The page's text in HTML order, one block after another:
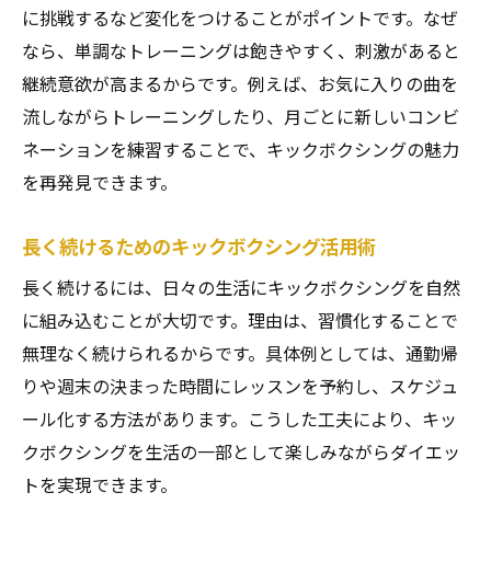
に挑戦するなど変化をつけることがポイントです。なぜ
なら、単調なトレーニングは飽きやすく、刺激があると
継続意欲が高まるからです。例えば、お気に入りの曲を
流しながらトレーニングしたり、月ごとに新しいコンビ
ネーションを練習することで、キックボクシングの魅力
を再発見できます。
長く続けるためのキックボクシング活用術
長く続けるには、日々の生活にキックボクシングを自然
に組み込むことが大切です。理由は、習慣化することで
無理なく続けられるからです。具体例としては、通勤帰
りや週末の決まった時間にレッスンを予約し、スケジュ
ール化する方法があります。こうした工夫により、キッ
クボクシングを生活の一部として楽しみながらダイエッ
トを実現できます。